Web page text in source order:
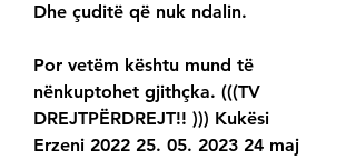
Dhe çuditë që nuk ndalin.
Por vetëm kështu mund të
nënkuptohet gjithçka. (((TV
DREJTPËRDREJT!! ))) Kukësi
Erzeni 2022 25. 05. 2023 24 maj